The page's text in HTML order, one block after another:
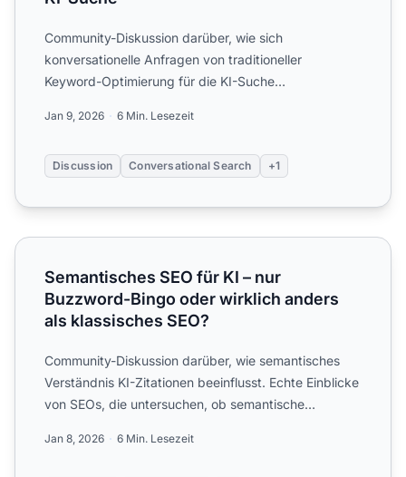
Community-Diskussion darüber, wie sich
konversationelle Anfragen von traditioneller
Keyword-Optimierung für die KI-Suche
Jan 9, 2026 6 Min. Lesezeit
Discussion Conversational Search +1
Semantisches SEO für KI – nur Buzzword-Bingo oder
Semantisches SEO für KI – nur
Buzzword-Bingo oder wirklich anders
als klassisches SEO?
Community-Diskussion darüber, wie semantisches
Verständnis KI-Zitationen beeinflusst. Echte Einblicke
von SEOs, die untersuchen, ob semantische
Jan 8, 2026 6 Min. Lesezeit